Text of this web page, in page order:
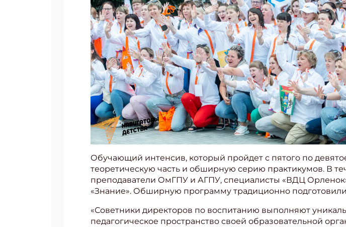
Обучающий интенсив, который пройдет с пятого по
теоретическую часть и обширную серию практикумов. В
преподаватели ОмГПУ и АГПУ, специалисты «ВДЦ
«Знание». Обширную программу традиционно
«Советники директоров по воспитанию выполняют
педагогическое пространство своей образовательной